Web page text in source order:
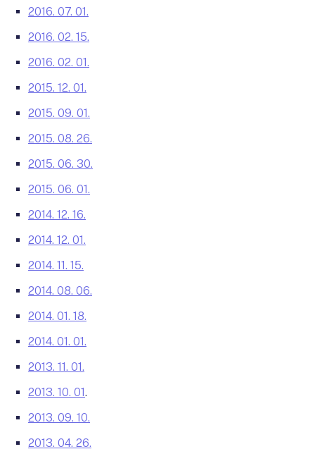
2016. 07. 01.
2016. 02. 15.
2016. 02. 01.
2015. 12. 01.
2015. 09. 01.
2015. 08. 26.
2015. 06. 30.
2015. 06. 01.
2014. 12. 16.
2014. 12. 01.
2014. 11. 15.
2014. 08. 06.
2014. 01. 18.
2014. 01. 01.
2013. 11. 01.
2013. 10. 01.
2013. 09. 10.
2013. 04. 26.